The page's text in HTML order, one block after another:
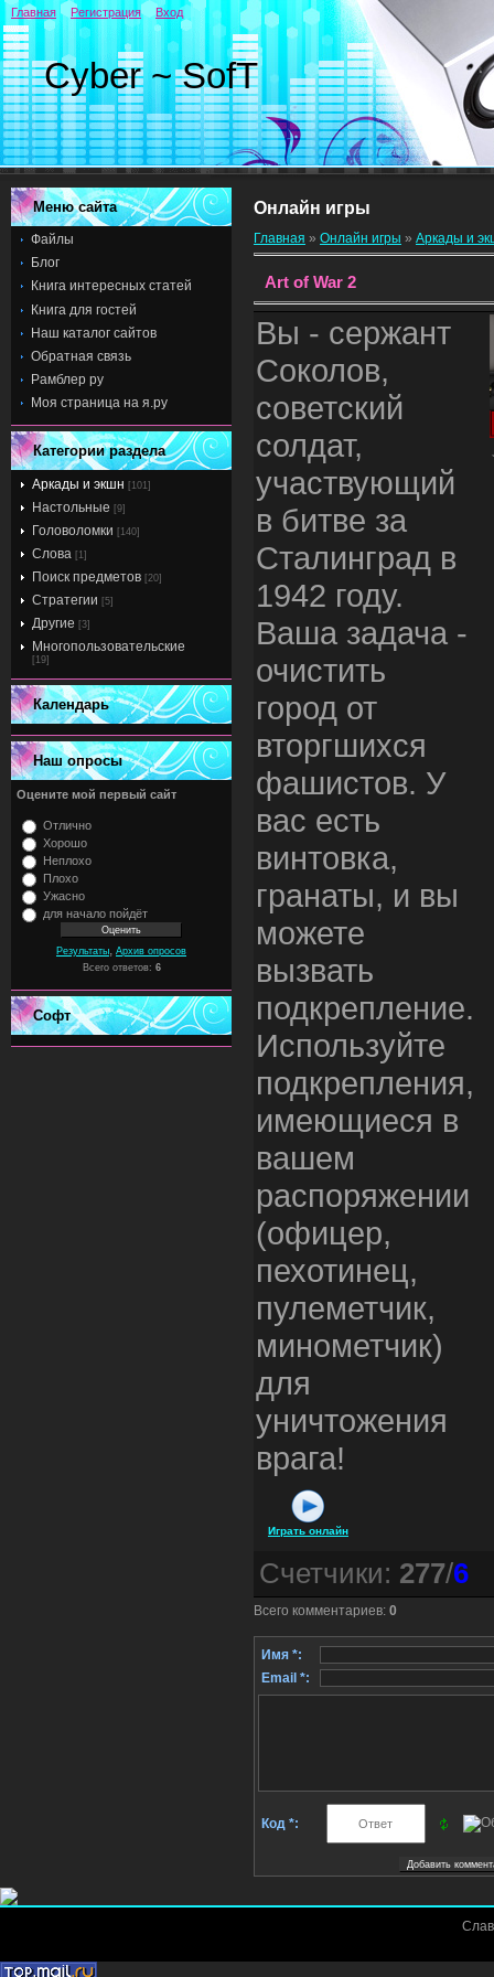
Cyber ~ SofT
Главная Регистрация Вход
Меню сайта
Файлы
Блог
Книга интересных статей
Книга для гостей
Наш каталог сайтов
Обратная связь
Рамблер ру
Моя страница на я.ру
Категории раздела
Аркады и экшн [101]
Настольные [9]
Головоломки [140]
Слова [1]
Поиск предметов [20]
Стратегии [5]
Другие [3]
Многопользовательские
[19]
Календарь
Наш опросы
Оцените мой первый сайт
Отлично
Хорошо
Неплохо
Плохо
Ужасно
для начало пойдёт
Результаты Архив опросов
Всего ответов: 6
Софт
Онлайн игры
Главная » Онлайн игры » Аркады и
Art of War 2
Вы - сержант
Соколов,
советский
солдат,
участвующий
в битве за
Сталинград в
1942 году.
Ваша задача -
очистить
город от
вторгшихся
фашистов. У
вас есть
винтовка,
гранаты, и вы
можете
вызвать
подкрепление.
Используйте
подкрепления,
имеющиеся в
вашем
распоряжении
(офицер,
пехотинец,
пулеметчик,
минометчик)
для
уничтожения
врага!
Играть онлайн
Счетчики: 277/6
Всего комментариев: 0
Имя *:
Email *:
Код *: